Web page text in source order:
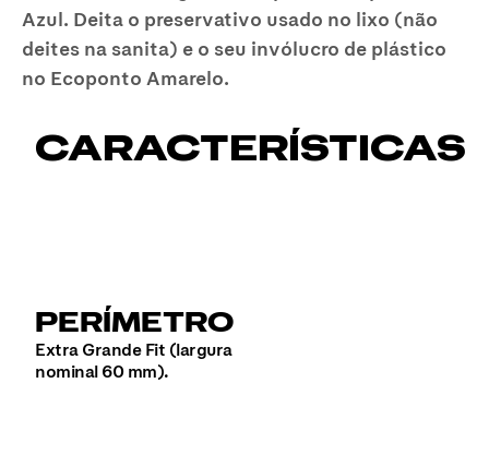
Azul. Deita o preservativo usado no lixo (não
deites na sanita) e o seu invólucro de plástico
no Ecoponto Amarelo.
CARACTERÍSTICAS
PERÍMETRO
Extra Grande Fit (largura
nominal 60 mm).